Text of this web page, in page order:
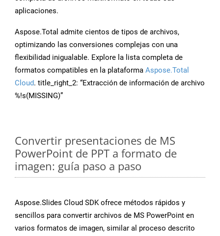
aplicaciones.
Aspose.Total admite cientos de tipos de archivos,
optimizando las conversiones complejas con una
flexibilidad inigualable. Explore la lista completa de
formatos compatibles en la plataforma Aspose.Total
Cloud. title_right_2: “Extracción de información de archivo
%!s(MISSING)”
Convertir presentaciones de MS
PowerPoint de PPT a formato de
imagen: guía paso a paso
Aspose.Slides Cloud SDK ofrece métodos rápidos y
sencillos para convertir archivos de MS PowerPoint en
varios formatos de imagen, similar al proceso descrito